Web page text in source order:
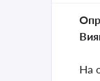
На